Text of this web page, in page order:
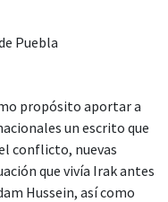
Puebla
propósito aportar a
un escrito que
conflicto, nuevas
que vivía Irak antes
Hussein, así como